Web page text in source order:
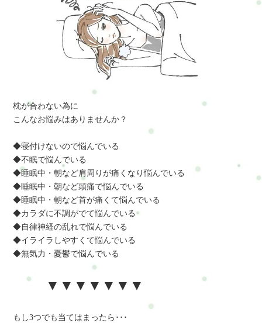
枕が合わない為に
こんなお悩みはありませんか？
◆寝付けないので悩んでいる
◆不眠で悩んでいる
◆睡眠中・朝など肩周りが痛くなり悩んでいる
◆睡眠中・朝など頭痛で悩んでいる
◆睡眠中・朝など首が痛くて悩んでいる
◆カラダに不調がでて悩んでいる
◆自律神経の乱れで悩んでいる
◆イライラしやすくて悩んでいる
◆無気力・憂鬱で悩んでいる
▼▼▼▼▼▼▼
もし3つでも当てはまったら･･･